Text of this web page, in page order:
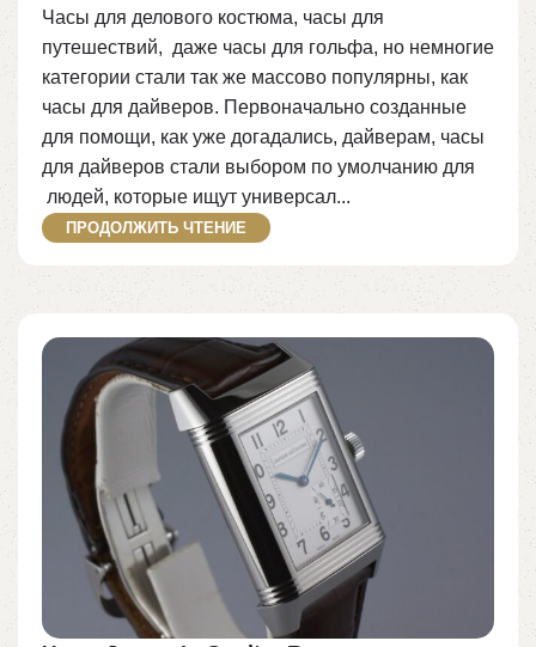
Часы для делового костюма, часы для
путешествий, даже часы для гольфа, но немногие
категории стали так ​же массово популярны, как
часы для дайверов. Первоначально созданные
для помощи, как уже догадались, дайверам, часы
для дайверов стали выбором по умолчанию для
людей, которые ищут универсал...
ПРОДОЛЖИТЬ ЧТЕНИЕ